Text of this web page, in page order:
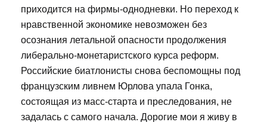
приходится на фирмы-однодневки. Но переход к
нравственной экономике невозможен без
осознания летальной опасности продолжения
либерально-монетаристского курса реформ.
Российские биатлонисты снова беспомощны под
французским ливнем Юрлова упала Гонка,
состоящая из масс-старта и преследования, не
задалась с самого начала. Дорогие мои я живу в